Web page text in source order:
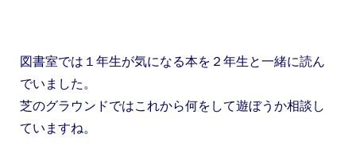
図書室では１年生が気になる本を２年生と一緒に読ん
でいました。
芝のグラウンドではこれから何をして遊ぼうか相談し
ていますね。